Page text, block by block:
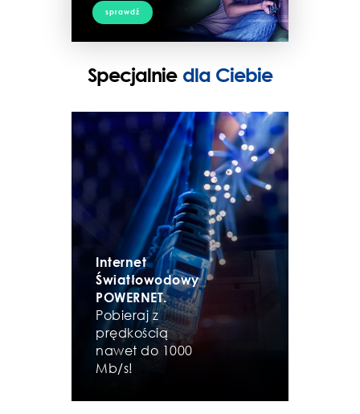
sprawdź
Specjalnie dla Ciebie
Internet
Światłowodowy
POWERNET.
Pobieraj z
prędkością
nawet do 1000
Mb/s!